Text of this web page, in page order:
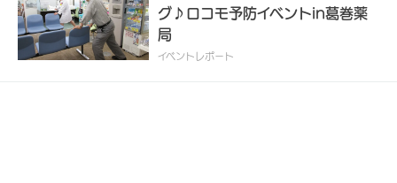
グ♪ロコモ予防イベントin葛巻薬
局
イベントレポート